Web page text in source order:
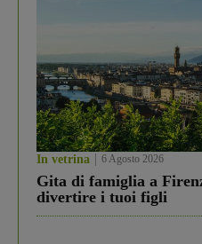
In vetrina 6 Agosto 2026
Gita di famiglia a
divertire i tuoi figli